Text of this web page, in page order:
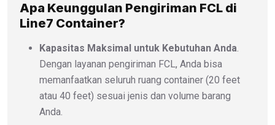
Apa Keunggulan Pengiriman FCL di
Line7 Container?
Kapasitas Maksimal untuk Kebutuhan Anda.
Dengan layanan pengiriman FCL, Anda bisa
memanfaatkan seluruh ruang container (20 feet
atau 40 feet) sesuai jenis dan volume barang
Anda.